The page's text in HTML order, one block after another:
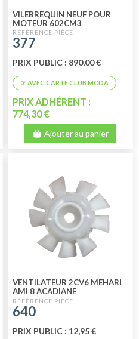
VILEBREQUIN NEUF POUR
MOTEUR 602CM3
377
PRIX PUBLIC : 890,00 €
PRIX ADHÉRENT :
774,30 €
Ajouter au panier
VENTILATEUR 2CV6 MEHARI
AMI 8 ACADIANE
640
PRIX PUBLIC : 12,95 €